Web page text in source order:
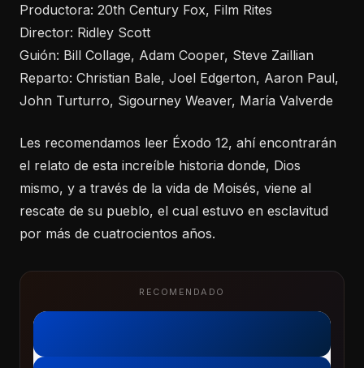
Productora: 20th Century Fox, Film Rites
Director: Ridley Scott
Guión: Bill Collage, Adam Cooper, Steve Zaillian
Reparto: Christian Bale, Joel Edgerton, Aaron Paul,
John Turturro, Sigourney Weaver, María Valverde
Les recomendamos leer Éxodo 12, ahí encontrarán
el relato de esta increíble historia donde, Dios
mismo, y a través de la vida de Moisés, viene al
rescate de su pueblo, el cual estuvo en esclavitud
por más de cuatrocientos años.
RECOMENDADO